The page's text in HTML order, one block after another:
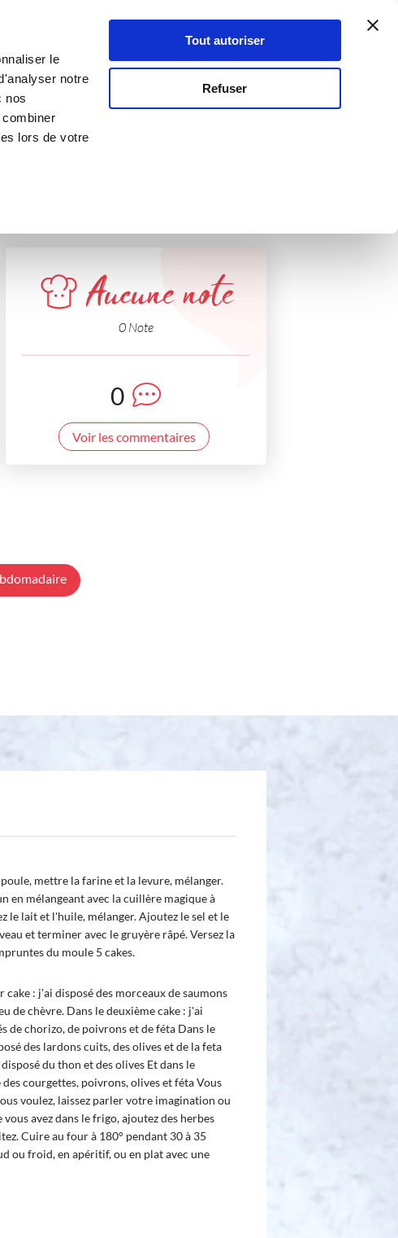
le
notre
nos
lors de votre
Tout autoriser
Refuser
Se connecter
Aucune note
0 Note
0
Voir les commentaires
mettre la farine et la levure, mélanger.
en mélangeant avec la cuillère magique à
le lait et l'huile, mélanger. Ajoutez le sel et le
et terminer avec le gruyère râpé. Versez la
du moule 5 cakes.
cake : j'ai disposé des morceaux de saumons
de chèvre. Dans le deuxième cake : j'ai
de chorizo, de poivrons et de féta Dans le
des lardons cuits, des olives et de la feta
du thon et des olives Et dans le
courgettes, poivrons, olives et féta Vous
voulez, laissez parler votre imagination ou
avez dans le frigo, ajoutez des herbes
Cuire au four à 180° pendant 30 à 35
ou froid, en apéritif, ou en plat avec une